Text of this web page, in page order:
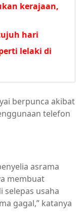
kerajaan,
hari
lelaki di
berpunca akibat
telefon
asrama
membuat
selepas usaha
gagal,” katanya